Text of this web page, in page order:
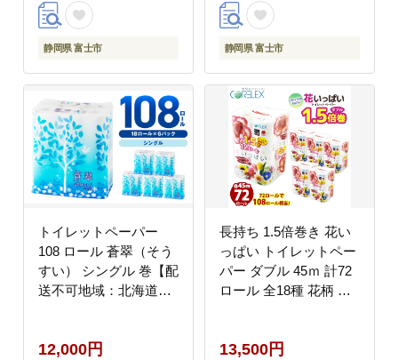
静岡県 富士市 静岡県 富士市
トイレットペーパー
108 ロール 蒼翠（そう
すい） シングル 巻【配
送不可地域：北海道・
12,000円
長持ち 1.5倍巻き 花い
っぱい トイレットペー
パー ダブル 45ｍ 計72
ロール 全18種 花柄 プ
常備品 ペーパー エコ
13,500円